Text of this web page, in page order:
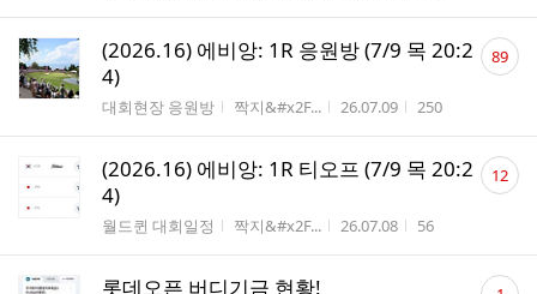
(2026.16) 에비앙: 1R 응원방 (7/9 목 20:2
4)
게시판명
대회현장 응원방 작성자
짝지&#x2F... 작성시간
26.07.09 조회수
250
댓
글89
(2026.16) 에비앙: 1R 티오프 (7/9 목 20:2
4)
게시판명
월드퀸 대회일정 작성자
짝지&#x2F... 작성시간
26.07.08 조회수
56
댓
글12
롯데오픈 버디기금 현황!
댓